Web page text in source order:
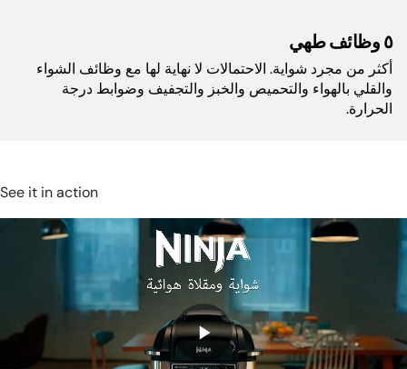
اللون:
الضمان: سنتان
أبعاد المنتج (سم):
ارتفاع
دورة في الدقيقة: 1200 to 2600 rpm
٥ وظائف طهي
أكثر من مجرد شواية. الاحتمالات لا نهاية لها مع وظائف الشواء
والقلي بالهواء والتحميص والخبز والتجفيف وضوابط درجة
الحرارة.
See it in action